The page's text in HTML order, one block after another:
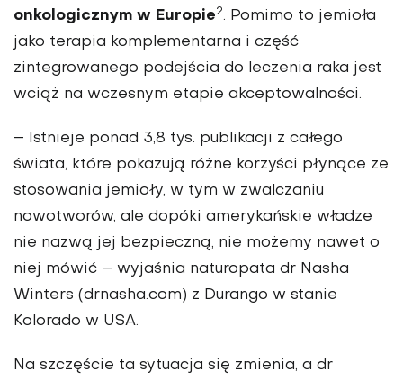
onkologicznym w Europie2. Pomimo to jemioła
jako terapia komplementarna i część
zintegrowanego podejścia do leczenia raka jest
wciąż na wczesnym etapie akceptowalności.
– Istnieje ponad 3,8 tys. publikacji z całego
świata, które pokazują różne korzyści płynące ze
stosowania jemioły, w tym w zwalczaniu
nowotworów, ale dopóki amerykańskie władze
nie nazwą jej bezpieczną, nie możemy nawet o
niej mówić – wyjaśnia naturopata dr Nasha
Winters (drnasha.com) z Durango w stanie
Kolorado w USA.
Na szczęście ta sytuacja się zmienia, a dr